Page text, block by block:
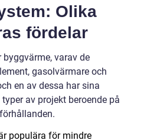
Olika
fördelar
varav de
gasolvärmare och
en av dessa har sina
av projekt beroende på
populära för mindre